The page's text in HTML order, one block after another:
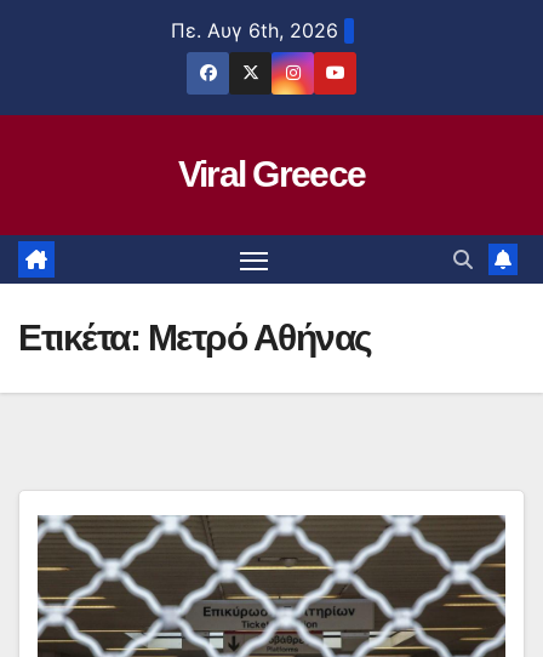
Πε. Αυγ 6th, 2026
Viral Greece
Ετικέτα: Μετρό Αθήνας